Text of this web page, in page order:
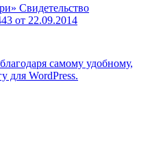
Свидетельство
от 22.09.2014
самому удобному,
для WordPress.